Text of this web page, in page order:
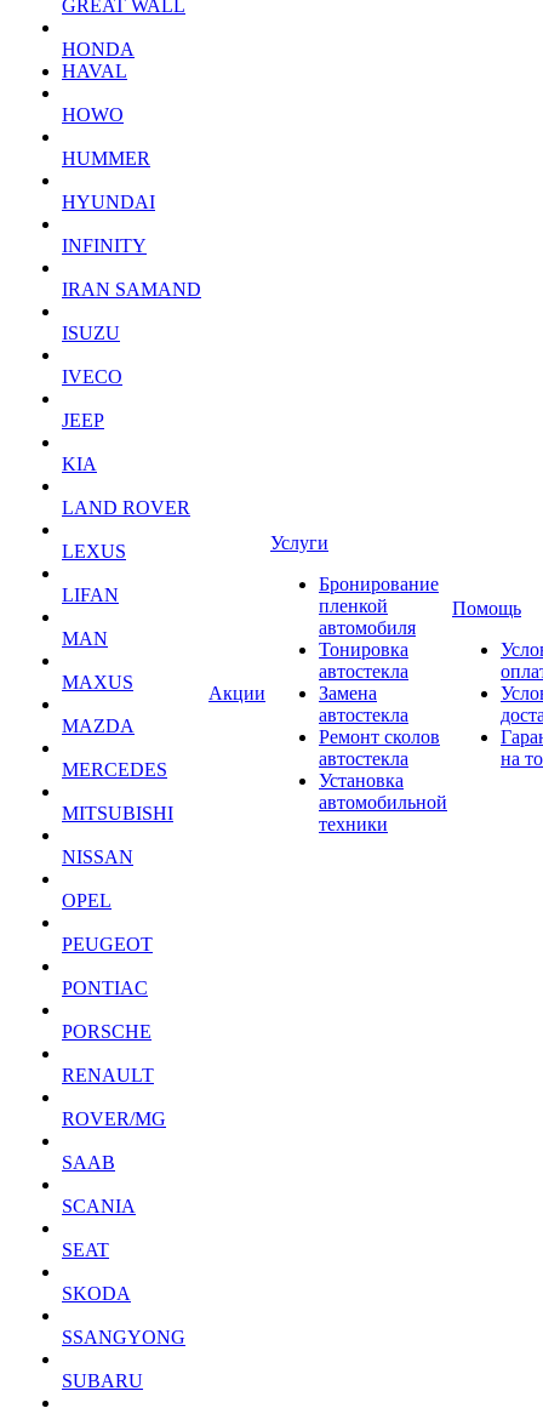
GREAT WALL
HONDA
HAVAL
HOWO
HUMMER
HYUNDAI
INFINITY
IRAN SAMAND
ISUZU
IVECO
JEEP
KIA
LAND ROVER
LEXUS
LIFAN
MAN
MAXUS
MAZDA
MERCEDES
MITSUBISHI
NISSAN
OPEL
PEUGEOT
PONTIAC
PORSCHE
RENAULT
ROVER/MG
SAAB
SCANIA
SEAT
SKODA
SSANGYONG
SUBARU
Акции
Услуги
Бронирование
пленкой
автомобиля
Тонировка
автостекла
Замена
автостекла
Ремонт сколов
автостекла
Установка
автомобильной
техники
Помощь
на